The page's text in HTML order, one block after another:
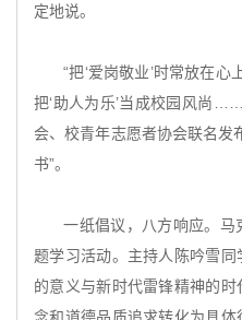
定地说。
“把‘爱岗敬业’时常放在心
把‘助人为乐’当成校园风尚
会、校青年志愿者协会联名发
书”。
一纸倡议，八方响应。马
题学习活动。主持人陈吟雪
的意义与新时代雷锋精神的